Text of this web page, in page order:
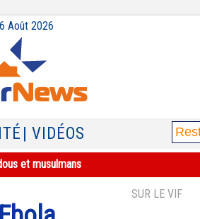
Août 2026
| VIDÉOS
et musulmans
SUR LE VIF